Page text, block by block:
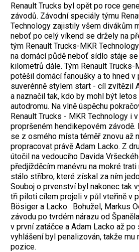
Renault Trucks byl opět po roce
závodů. Závodní speciály týmu
Technology zajistily všem divákům
neboť po celý víkend se držely na
tým Renault Trucks-MKR
na domácí půdě neboť sídlo stáje
kilometrů dále. Tým Renault Trucks-
potěšil domácí fanoušky a to hned v
suverénně stylem start - cíl zvítězil
a naznačil tak, kdo by mohl být
autodromu. Na vlně úspěchu
Renault Trucks - MKR Technology i
propršeném hendikepovém
se z osmého místa téměř znovu až
propracovat právě Adam Lacko. Z
útočil na vedoucího Davida
předjížděcím manévru na mokré
stálo stříbro, které získal za ním
Souboj o prvenství byl nakonec tak
tři piloti cílem projeli v půl vteřině v
Bösiger a Lacko. Bohužel, Markus
závodu po tvrdém nárazu od
v první zatáčce a Adam Lacko až
vyhlášení byl penalizován, takže mu
pozice.